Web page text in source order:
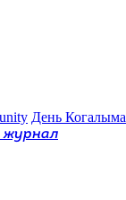
День Когалыма
журнал